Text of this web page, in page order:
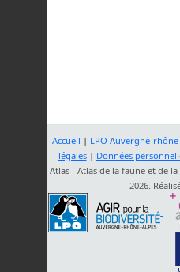
Accueil | LPO Auvergne-
légales| Données
Atlas - Atlas de la faune et de
2026.